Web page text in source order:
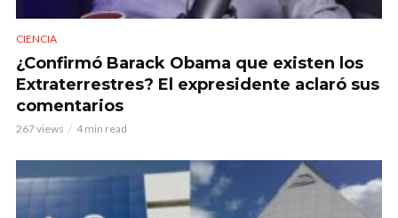
CIENCIA
¿Confirmó Barack Obama que existen los
Extraterrestres? El expresidente aclaró sus
comentarios
267 views 4 min read